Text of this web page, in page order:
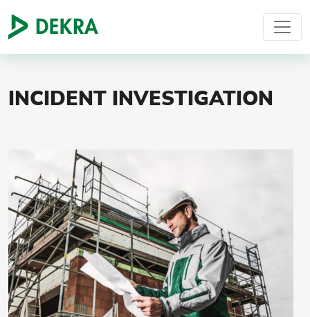
INCIDENT INVESTIGATION